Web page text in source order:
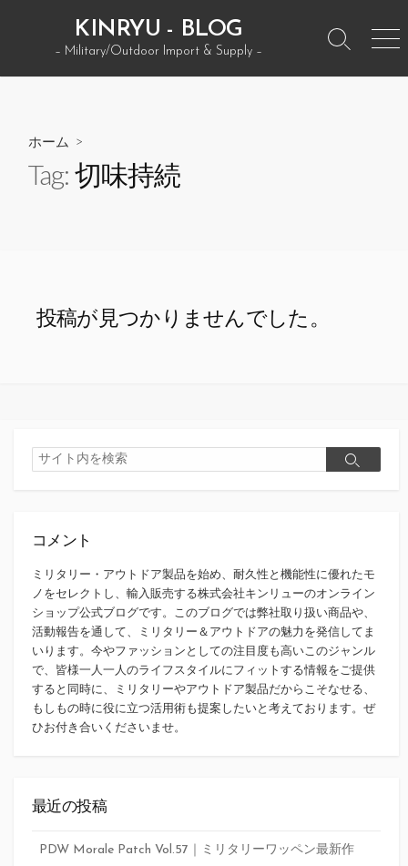
ン
KINRYU - BLOG
– Military/Outdoor Import & Supply –
検
メ
ホーム >
Tag:切味持続
投稿が見つかりませんでした。
検
索
検
コメント
ミリタリー・アウトドア製品を始め、耐久性と機能性に優れたモ
ノをセレクトし、輸入販売する株式会社キンリューのオンライン
ショップ公式ブログです。このブログでは弊社取り扱い商品や、
活動報告を通して、ミリタリー＆アウトドアの魅力を発信してま
いります。今やファッションとしての注目度も高いこのジャンル
で、皆様一人一人のライフスタイルにフィットする情報をご提供
すると同時に、ミリタリーやアウトドア製品だからこそなせる、
もしもの時に役に立つ活用術も提案したいと考えております。ぜ
ひお付き合いくださいませ。
最近の投稿
PDW Morale Patch Vol.57｜ミリタリーワッペン最新作